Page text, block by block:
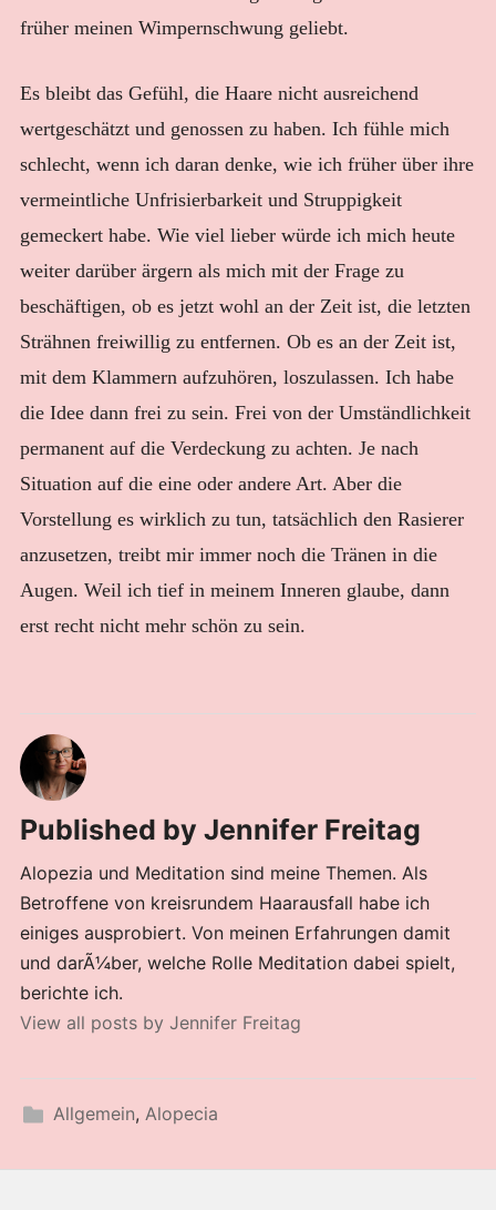
früher meinen Wimpernschwung geliebt.
Es bleibt das Gefühl, die Haare nicht ausreichend
wertgeschätzt und genossen zu haben. Ich fühle mich
schlecht, wenn ich daran denke, wie ich früher über ihre
vermeintliche Unfrisierbarkeit und Struppigkeit
gemeckert habe. Wie viel lieber würde ich mich heute
weiter darüber ärgern als mich mit der Frage zu
beschäftigen, ob es jetzt wohl an der Zeit ist, die letzten
Strähnen freiwillig zu entfernen. Ob es an der Zeit ist,
mit dem Klammern aufzuhören, loszulassen. Ich habe
die Idee dann frei zu sein. Frei von der Umständlichkeit
permanent auf die Verdeckung zu achten. Je nach
Situation auf die eine oder andere Art. Aber die
Vorstellung es wirklich zu tun, tatsächlich den Rasierer
anzusetzen, treibt mir immer noch die Tränen in die
Augen. Weil ich tief in meinem Inneren glaube, dann
erst recht nicht mehr schön zu sein.
Published by Jennifer Freitag
Alopezia und Meditation sind meine Themen. Als
Betroffene von kreisrundem Haarausfall habe ich
einiges ausprobiert. Von meinen Erfahrungen damit
und darÃ¼ber, welche Rolle Meditation dabei spielt,
berichte ich.
View all posts by Jennifer Freitag
Allgemein, Alopecia